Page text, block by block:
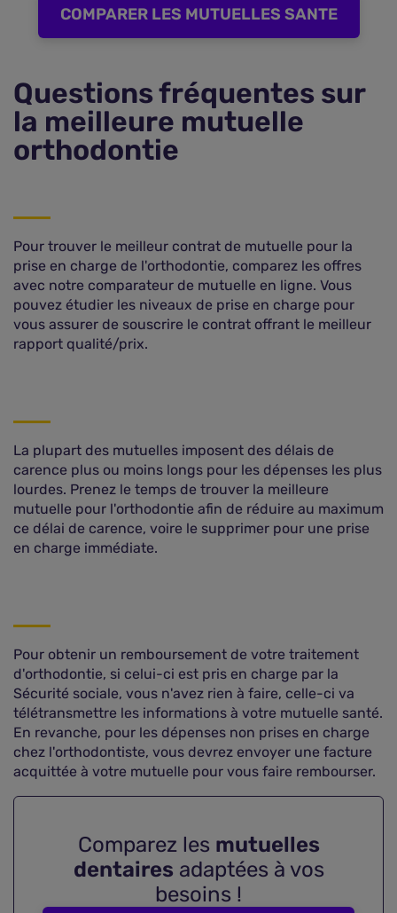
COMPARER LES MUTUELLES SANTE
Questions fréquentes sur
la meilleure mutuelle
orthodontie
Pour trouver le meilleur contrat de mutuelle pour la
prise en charge de l'orthodontie, comparez les offres
avec notre comparateur de mutuelle en ligne. Vous
pouvez étudier les niveaux de prise en charge pour
vous assurer de souscrire le contrat offrant le meilleur
rapport qualité/prix.
La plupart des mutuelles imposent des délais de
carence plus ou moins longs pour les dépenses les plus
lourdes. Prenez le temps de trouver la meilleure
mutuelle pour l'orthodontie afin de réduire au maximum
ce délai de carence, voire le supprimer pour une prise
en charge immédiate.
Pour obtenir un remboursement de votre traitement
d'orthodontie, si celui-ci est pris en charge par la
Sécurité sociale, vous n'avez rien à faire, celle-ci va
télétransmettre les informations à votre mutuelle santé.
En revanche, pour les dépenses non prises en charge
chez l'orthodontiste, vous devrez envoyer une facture
acquittée à votre mutuelle pour vous faire rembourser.
Comparez les mutuelles
dentaires adaptées à vos
besoins !